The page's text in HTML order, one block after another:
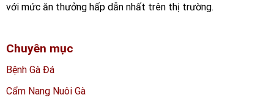
với mức ăn thưởng hấp dẫn nhất trên thị trường.
Chuyên mục
Bệnh Gà Đá
Cẩm Nang Nuôi Gà